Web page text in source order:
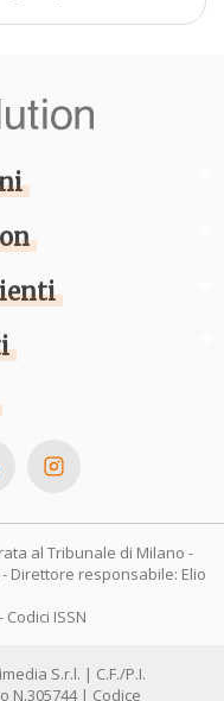
al Tribunale di Milano -
- Direttore responsabile: Elio
Codici ISSN
S.r.l. | C.F./P.I.
N.305744 | Codice